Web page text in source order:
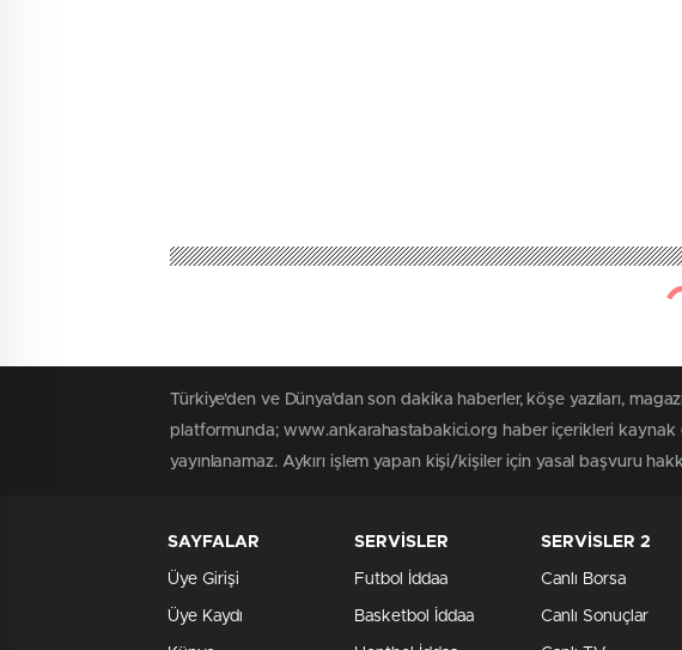
Türkiye'den ve Dünya’dan son dakika haberler, köşe yazıları,
platformunda; www.ankarahastabakici.org haber içerikleri kaynak
yayınlanamaz. Aykırı işlem yapan kişi/kişiler için yasal başvuru
SAYFALAR
Üye Girişi
Üye Kaydı
SERVİSLER
Futbol İddaa
Basketbol İddaa
SERVİSLER 2
Canlı Borsa
Canlı Sonuçlar